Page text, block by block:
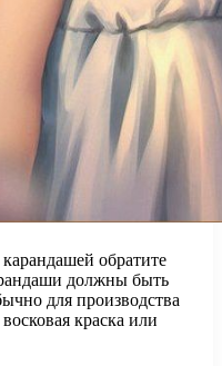
обратите
должны быть
для производства
краска или